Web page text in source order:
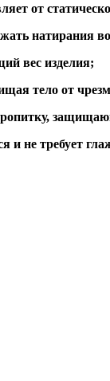
от
натирания
вес изделия;
тело от
и не требует